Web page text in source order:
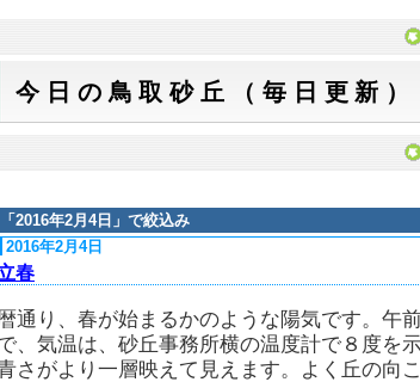
今日の鳥取砂丘（毎日更新）
「 2016年2月4日 」で絞込み
2016年2月4日
春
通り、春が始まるかのような陽気です。午
、気温は、砂丘事務所横の温度計で８度を
さがより一層映えて見えます。よく丘の向